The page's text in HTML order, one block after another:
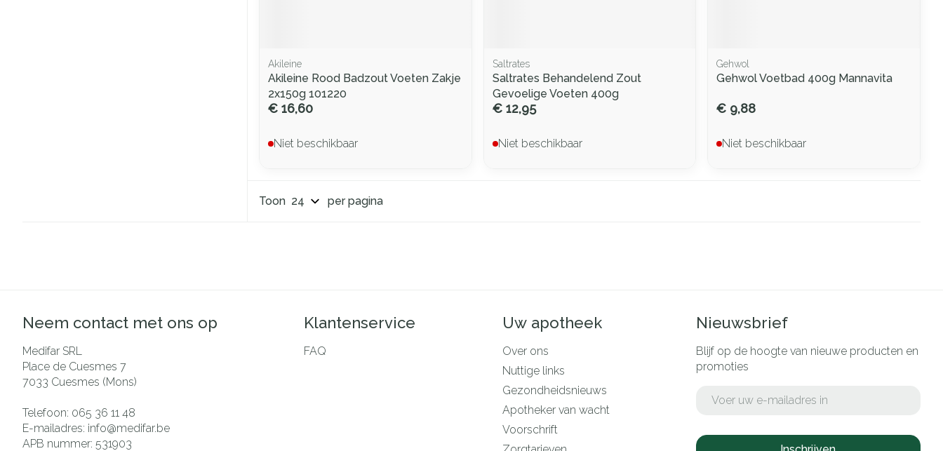
Akileine
Akileine Rood Badzout Voeten Zakje
2x150g 101220
€ 16,60
Niet beschikbaar
Saltrates
Saltrates Behandelend Zout
Gevoelige Voeten 400g
€ 12,95
Niet beschikbaar
Gehwol
Gehwol Voetbad 400g Mannavita
€ 9,88
Niet beschikbaar
Toon per pagina
Neem contact met ons op
Medifar SRL
Place de Cuesmes 7
7033 Cuesmes (Mons)
Telefoon: 065 36 11 48
E-mailadres: info@medifar.be
APB nummer: 531903
Klantenservice
FAQ
Uw apotheek
Over ons
Nuttige links
Gezondheidsnieuws
Apotheker van wacht
Voorschrift
Nieuwsbrief
Blijf op de hoogte van nieuwe producten en
promoties